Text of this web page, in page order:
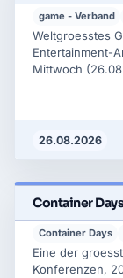
game - Verband
Weltgroesstes
Entertainment-
Mittwoch
23.-25.08.)
Spiele,
26.08.2026
Container
Container Days
Eine der
Konferenzen,